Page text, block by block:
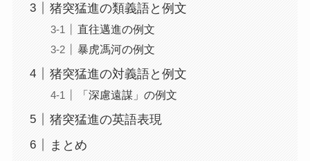
猪突猛進の類義語と例文
直往邁進の例文
暴虎馮河の例文
猪突猛進の対義語と例文
「深慮遠謀」の例文
猪突猛進の英語表現
まとめ